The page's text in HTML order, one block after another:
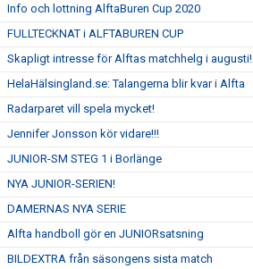
Info och lottning AlftaBuren Cup 2020
FULLTECKNAT i ALFTABUREN CUP
Skapligt intresse för Alftas matchhelg i augusti!
HelaHälsingland.se: Talangerna blir kvar i Alfta
Radarparet vill spela mycket!
Jennifer Jonsson kör vidare!!!
JUNIOR-SM STEG 1 i Borlänge
NYA JUNIOR-SERIEN!
DAMERNAS NYA SERIE
Alfta handboll gör en JUNIORsatsning
BILDEXTRA från säsongens sista match